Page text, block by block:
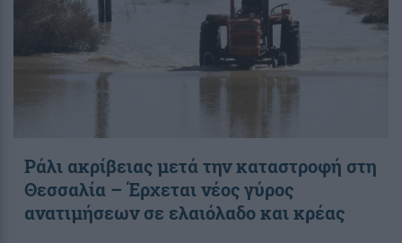
Ράλι ακρίβειας μετά την καταστροφή στη
Θεσσαλία – Έρχεται νέος γύρος
ανατιμήσεων σε ελαιόλαδο και κρέας